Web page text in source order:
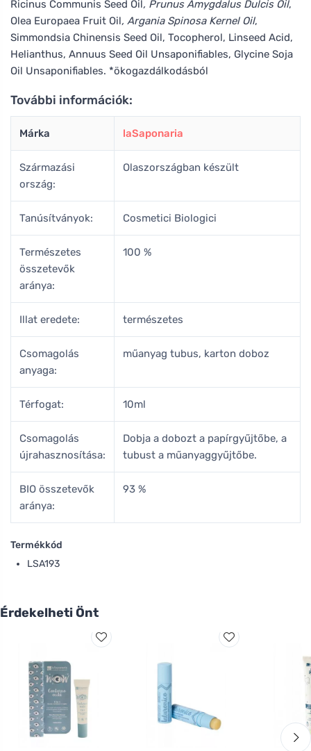
Ricinus Communis Seed Oil, Prunus Amygdalus Dulcis Oil,
Olea Europaea Fruit Oil, Argania Spinosa Kernel Oil,
Simmondsia Chinensis Seed Oil, Tocopherol, Linseed Acid,
Helianthus, Annuus Seed Oil Unsaponifiables, Glycine Soja
Oil Unsaponifiables. *ökogazdálkodásból
További információk:
Márka laSaponaria
Származási
ország:
Olaszországban készült
Tanúsítványok: Cosmetici Biologici
Természetes
összetevők
aránya:
100 %
Illat eredete: természetes
Csomagolás
anyaga:
műanyag tubus, karton doboz
Térfogat: 10ml
Csomagolás
újrahasznosítása:
Dobja a dobozt a papírgyűjtőbe, a
tubust a műanyaggyűjtőbe.
BIO összetevők
aránya:
93 %
Termékkód
LSA193
Érdekelheti Önt